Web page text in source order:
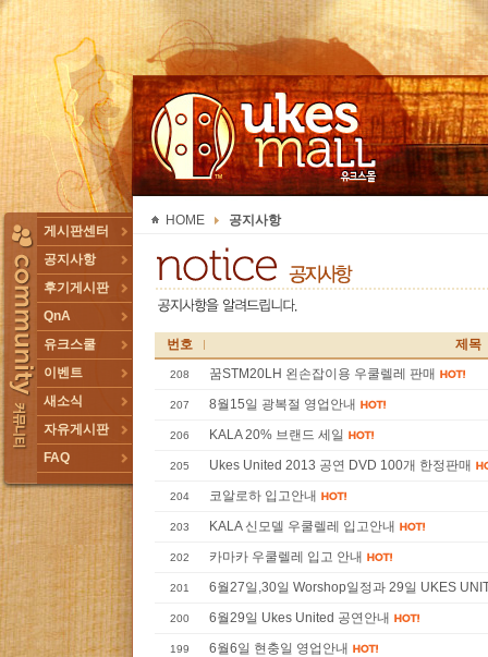
TOGGLE
게시판센터
공지사항
후기게시판
QnA
유크스쿨
이벤트
새소식
자유게시판
FAQ
HOME 공지사항
번호 제목
208 꿈STM20LH 왼손잡이용 우쿨렐레 판매
207 8월15일 광복절 영업안내
206 KALA 20% 브랜드 세일
205 Ukes United 2013 공연 DVD 100개 한정판매
204 코알로하 입고안내
203 KALA 신모델 우쿨렐레 입고안내
202 카마카 우쿨렐레 입고 안내
201 6월27일,30일 Worshop일정과 29일 UKES
200 6월29일 Ukes United 공연안내
199 6월6일 현충일 영업안내